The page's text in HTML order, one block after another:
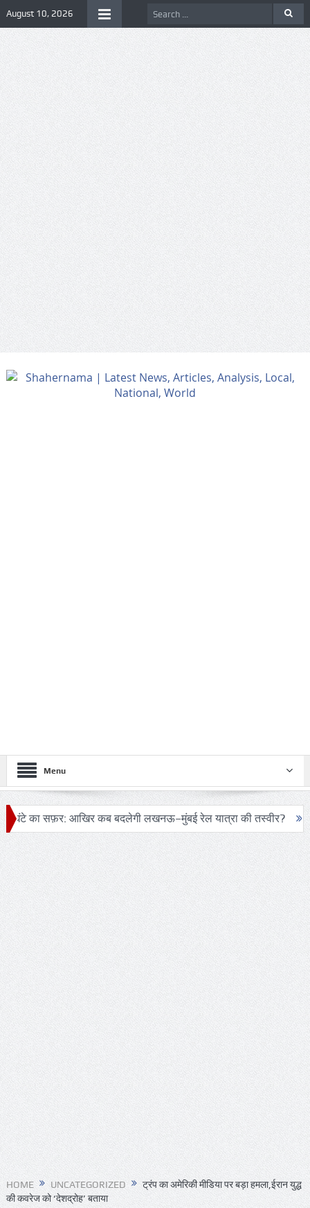
August 10, 2026
Menu
आखिर कब बदलेगी लखनऊ–मुंबई रेल यात्रा की तस्वीर? ट्रंप के
HOME UNCATEGORIZED
ट्रंप का अमेरिकी मीडिया पर बड़ा हमला,ईरान युद्ध
की कवरेज को ‘देशद्रोह’ बताया